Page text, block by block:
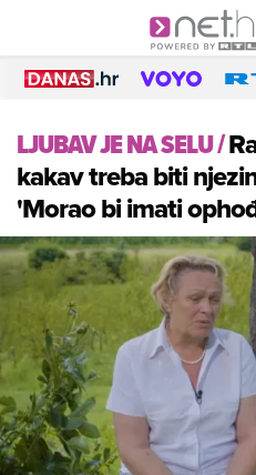
LJUBAV JE NA SELU/
kakav treba biti
'Morao bi imati